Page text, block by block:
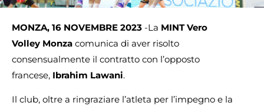
MONZA, 16 NOVEMBRE 2023 -La MINT Vero
Volley Monza comunica di aver risolto
consensualmente il contratto con l’opposto
francese, Ibrahim Lawani.
Il club, oltre a ringraziare l’atleta per l’impegno e la